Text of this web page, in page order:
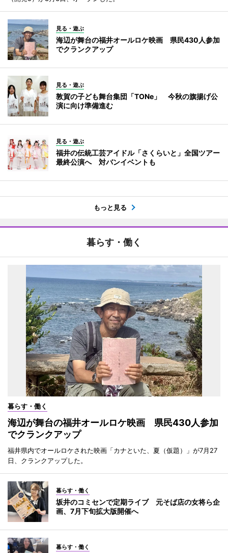
見る・遊ぶ
海辺が舞台の福井オールロケ映画 県民430人参加
でクランクアップ
見る・遊ぶ
敦賀の子ども舞台集団「TONe」 今秋の旗揚げ公
演に向け準備進む
見る・遊ぶ
福井の伝統工芸アイドル「さくらいと」全国ツアー
最終公演へ 対バンイベントも
もっと見る
暮らす・働く
暮らす・働く
海辺が舞台の福井オールロケ映画 県民430人参加
でクランクアップ
福井県内でオールロケされた映画「カナといた、夏（仮題）」が7月27
日、クランクアップした。
暮らす・働く
坂井のコミセンで定期ライブ 元そば店の女将ら企
画、7月下旬拡大版開催へ
暮らす・働く